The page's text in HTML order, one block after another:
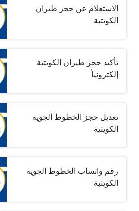
الاستعلام عن حجز طيران
الكويتية
تأكيد حجز طيران الكويتية
إلكترونياً
تعديل حجز الخطوط الجوية
الكويتية
رقم واتساب الخطوط الجوية
الكويتية